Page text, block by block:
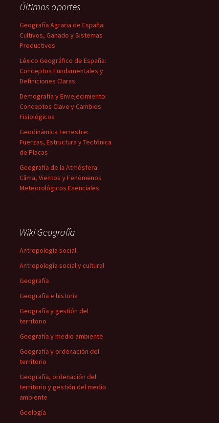
Últimos aportes
Geografía Agraria de España:
Cultivos, Ganado y Sistemas
Productivos
Léxico Geográfico de España:
Conceptos Fundamentales y
Definiciones Claras
Demografía y Envejecimiento:
Conceptos Clave y Cambios
Fisiológicos
Geodinámica Terrestre:
Fuerzas, Estructura y Tectónica
de Placas
Geografía de la Atmósfera:
Clima, Vientos y Fenómenos
Meteorológicos Esenciales
Wiki Geografía
Antropología social
Antropología social y cultural
Geografía
Geografía e historia
Geografía y gestión del
territorio
Geografía y medio ambiente
Geografía y ordenación del
territorio
Geografía, ordenación del
territorio y gestión del medio
ambiente
Geología